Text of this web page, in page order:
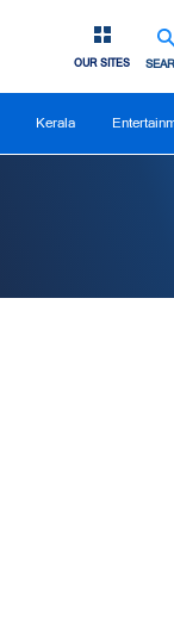
OUR SITES
Kerala